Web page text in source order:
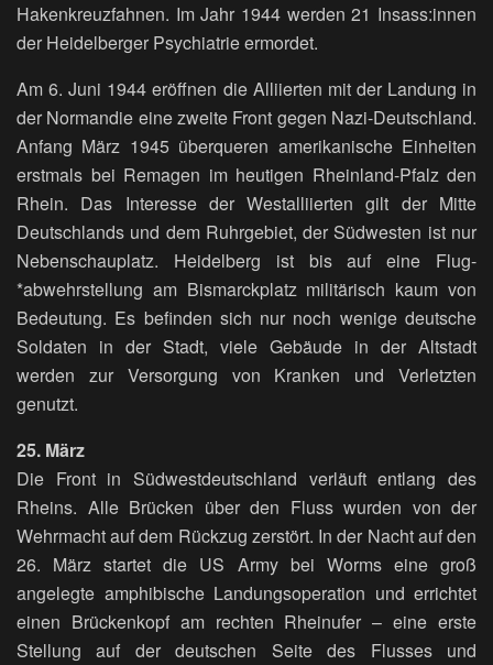
Hakenkreuzfahnen. Im Jahr 1944 werden 21 Insass:innen
der Heidelberger Psychiatrie ermordet.
Am 6. Juni 1944 eröffnen die Alliierten mit der Landung in
der Normandie eine zweite Front gegen Nazi-Deutschland.
Anfang März 1945 überqueren amerikanische Einheiten
erstmals bei Remagen im heutigen Rheinland-Pfalz den
Rhein. Das Interesse der Westalliierten gilt der Mitte
Deutschlands und dem Ruhrgebiet, der Südwesten ist nur
Nebenschauplatz. Heidelberg ist bis auf eine Flug-
*abwehrstellung am Bismarckplatz militärisch kaum von
Bedeutung. Es befinden sich nur noch wenige deutsche
Soldaten in der Stadt, viele Gebäude in der Altstadt
werden zur Versorgung von Kranken und Verletzten
genutzt.
25. März
Die Front in Südwestdeutschland verläuft entlang des
Rheins. Alle Brücken über den Fluss wurden von der
Wehrmacht auf dem Rückzug zerstört. In der Nacht auf den
26. März startet die US Army bei Worms eine groß
angelegte amphibische Landungsoperation und errichtet
einen Brückenkopf am rechten Rheinufer – eine erste
Stellung auf der deutschen Seite des Flusses und